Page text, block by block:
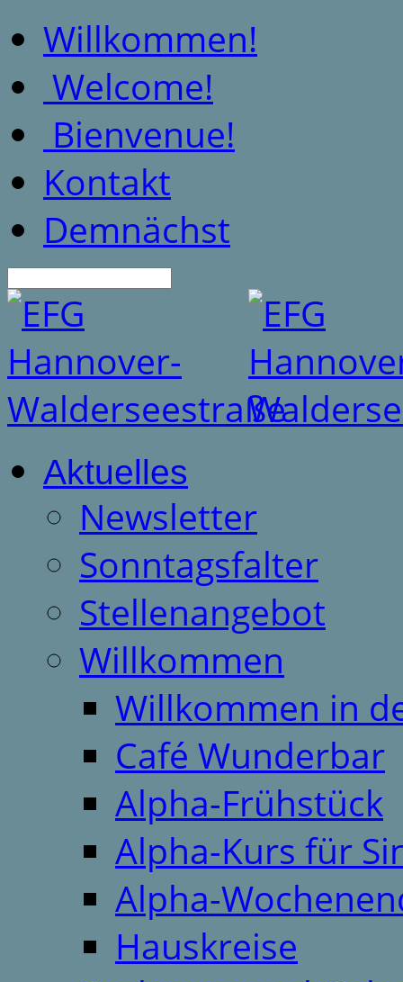
Willkommen!
Welcome!
Bienvenue!
Kontakt
Demnächst
Aktuelles
Newsletter
Sonntagsfalter
Stellenangebot
Willkommen
Willkommen in
Café Wunderbar
Alpha-Frühstück
Alpha-Kurs für
Alpha-
Hauskreise